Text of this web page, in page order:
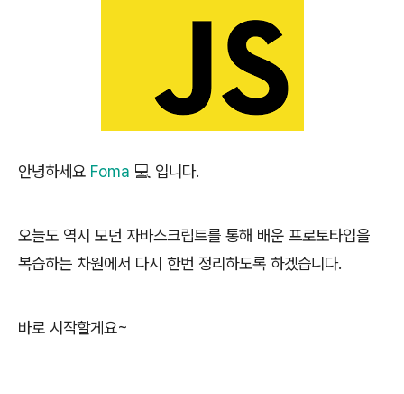
안녕하세요 Foma 💻 입니다.
오늘도 역시 모던 자바스크립트를 통해 배운 프로토타입을
복습하는 차원에서 다시 한번 정리하도록 하겠습니다.
바로 시작할게요~